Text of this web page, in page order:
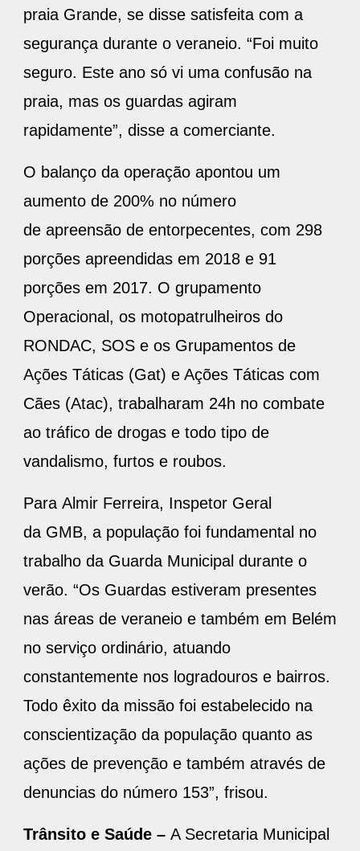
praia Grande, se disse satisfeita com a
segurança durante o veraneio. “Foi muito
seguro. Este ano só vi uma confusão na
praia, mas os guardas agiram
rapidamente”, disse a comerciante.
O balanço da operação apontou um
aumento de 200% no número
de apreensão de entorpecentes, com 298
porções apreendidas em 2018 e 91
porções em 2017. O grupamento
Operacional, os motopatrulheiros do
RONDAC, SOS e os Grupamentos de
Ações Táticas (Gat) e Ações Táticas com
Cães (Atac), trabalharam 24h no combate
ao tráfico de drogas e todo tipo de
vandalismo, furtos e roubos.
Para Almir Ferreira, Inspetor Geral
da GMB, a população foi fundamental no
trabalho da Guarda Municipal durante o
verão. “Os Guardas estiveram presentes
nas áreas de veraneio e também em Belém
no serviço ordinário, atuando
constantemente nos logradouros e bairros.
Todo êxito da missão foi estabelecido na
conscientização da população quanto as
ações de prevenção e também através de
denuncias do número 153”, frisou.
Trânsito e Saúde – A Secretaria Municipal